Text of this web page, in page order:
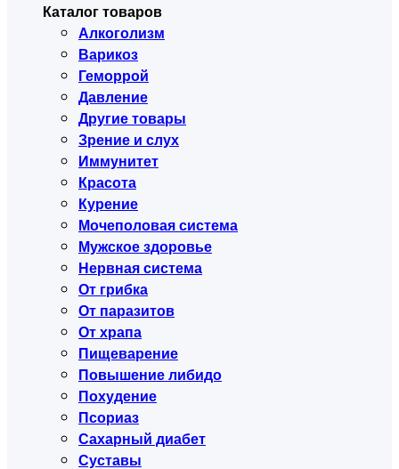
Каталог товаров
Алкоголизм
Варикоз
Геморрой
Давление
Другие товары
Зрение и слух
Иммунитет
Красота
Курение
Мочеполовая система
Мужское здоровье
Нервная система
От грибка
От паразитов
От храпа
Пищеварение
Повышение либидо
Похудение
Псориаз
Сахарный диабет
Суставы